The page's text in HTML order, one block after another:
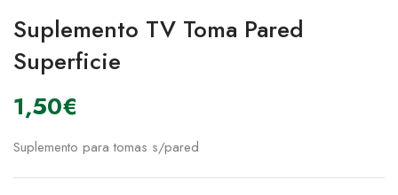
Suplemento TV Toma Pared
Superficie
1,50€
Suplemento para tomas s/pared